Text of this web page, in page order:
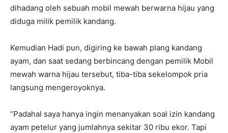
dihadang oleh sebuah mobil mewah berwarna hijau yang
diduga milik pemilik kandang.
Kemudian Hadi pun, digiring ke bawah plang kandang
ayam, dan saat sedang berbincang dengan pemilik Mobil
mewah warna hijau tersebut, tiba-tiba sekelompok pria
langsung mengeroyoknya.
“Padahal saya hanya ingin menanyakan soal izin kandang
ayam petelur yang jumlahnya sekitar 30 ribu ekor. Tapi